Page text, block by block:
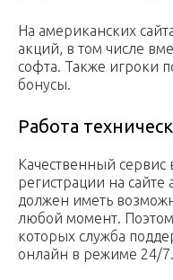
На американских
акций, в том числе
софта. Также игроки
бонусы.
Работа
Качественный
регистрации на
должен иметь
любой момент.
которых служба
онлайн в режиме 24/7.